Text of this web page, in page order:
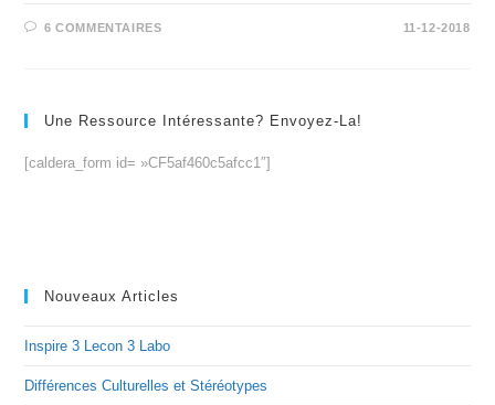
6 COMMENTAIRES 11-12-2018
Une Ressource Intéressante? Envoyez-La!
[caldera_form id= »CF5af460c5afcc1″]
Nouveaux Articles
Inspire 3 Lecon 3 Labo
Différences Culturelles et Stéréotypes